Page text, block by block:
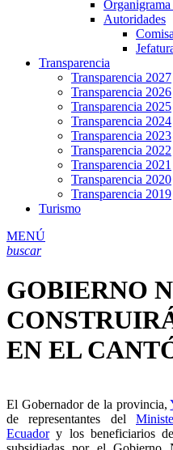
Autoridades
Transparencia
Transparencia 2027
Transparencia 2026
Transparencia 2025
Transparencia 2024
Transparencia 2023
Transparencia 2022
Transparencia 2021
Transparencia 2020
Transparencia 2019
Turismo
MENÚ
buscar
GOBIERNO
EN EL
El Gobernador de la provincia,
de representantes del
Ecuadory los beneficiarios